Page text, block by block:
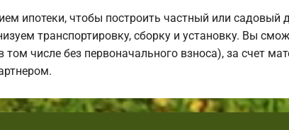
ипотеки, чтобы построить частный или садовый
транспортировку, сборку и установку. Вы
числе без первоначального взноса), за счет